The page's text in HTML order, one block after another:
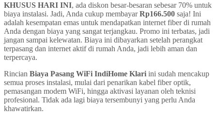
KHUSUS HARI INI, ada diskon besar-besaran sebesar 70% untuk
biaya instalasi. Jadi, Anda cukup membayarRp166.500 saja! Ini
adalah kesempatan emas untuk mendapatkan internet fiber di rumah
Anda dengan biaya yang sangat terjangkau. Promo ini terbatas, jadi
jangan sampai kelewatan. Biaya ini dibayarkan setelah perangkat
terpasang dan internet aktif di rumah Anda, jadi lebih aman dan
terpercaya.
Rincian Biaya Pasang WiFi IndiHome Klari ini sudah mencakup
semua proses instalasi, mulai dari penarikan kabel fiber optik,
pemasangan modem WiFi, hingga aktivasi layanan oleh teknisi
profesional. Tidak ada lagi biaya tersembunyi yang perlu Anda
khawatirkan.